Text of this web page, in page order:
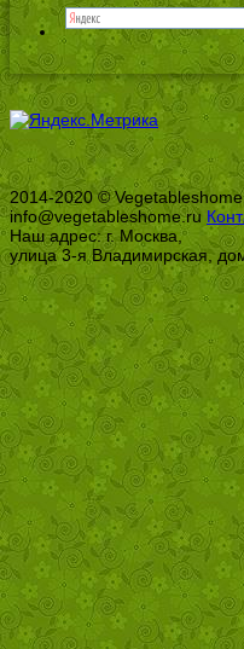
2014-2020 ©
info@vegetableshome.ru
Наш адрес: г. Москва,
улица 3-я Владимирская,